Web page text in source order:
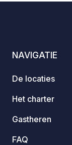
NAVIGATIE
De locaties
Het charter
Gastheren
FAQ